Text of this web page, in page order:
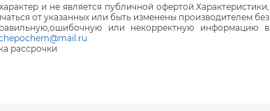
и не является публичной офертой.Характеристики,
от указанных или быть изменены производителем без
или некорректную информацию в
рассрочки